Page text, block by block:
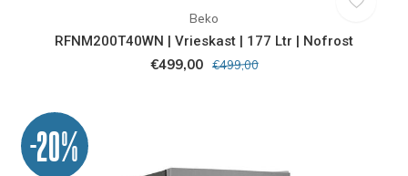
Beko
RFNM200T40WN | Vrieskast | 177 Ltr | Nofrost
€499,00 €499,00
-20%